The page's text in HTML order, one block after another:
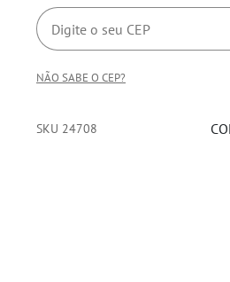
NÃO SABE O CEP?
SKU 24708